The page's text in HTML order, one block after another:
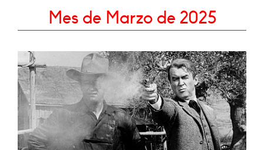
Mes de Marzo de 2025